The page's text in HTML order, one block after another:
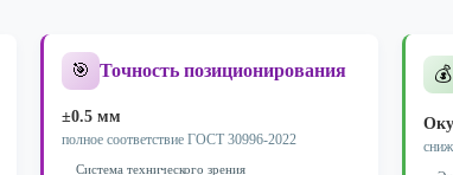
🎯 Точность позиционирования
±0.5 мм
полное соответствие ГОСТ 30996-2022
Система технического зрения
💰